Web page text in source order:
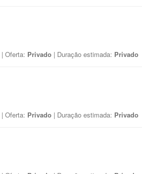
| Oferta: Privado | Duração estimada: Privado
| Oferta: Privado | Duração estimada: Privado